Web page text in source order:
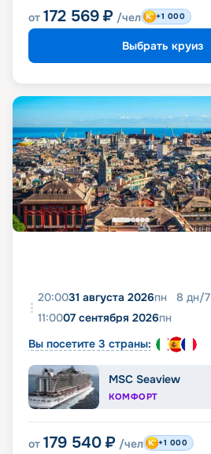
от 172 569 ₽ /чел +1 000
Выбрать круиз
20:0031 августа 2026пн 8 дн/7
11:0007 сентября 2026пн
Вы посетите 3 страны:
MSC Seaview
КОМФОРТ
от 179 540 ₽ /чел +1 000